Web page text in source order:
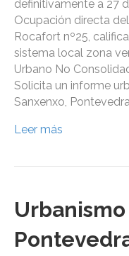
definitivamente a 27
Ocupación directa
Rocafort nº25,
sistema local zona
Urbano No
Solicita un informe
Sanxenxo,
Leer más